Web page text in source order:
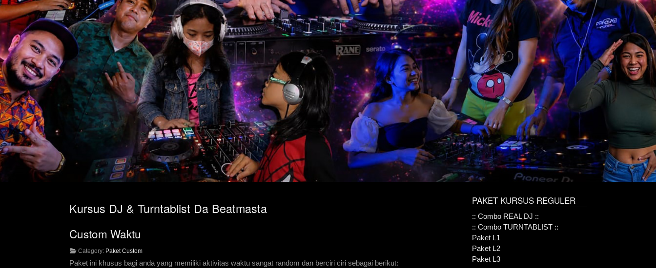
Kursus DJ & Turntablist Da Beatmasta
Custom Waktu
Category: Paket Custom
Paket ini khusus bagi anda yang memiliki aktivitas waktu sangat random dan berciri ciri sebagai berikut:
PAKET KURSUS REGULER
:: Combo REAL DJ ::
:: Combo TURNTABLIST ::
Paket L1
Paket L2
Paket L3